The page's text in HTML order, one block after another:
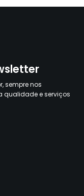
sempre nos
qualidade e serviços